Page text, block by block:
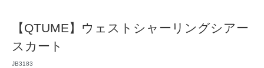
【QTUME】ウェストシャーリングシアー
スカート
JB3183